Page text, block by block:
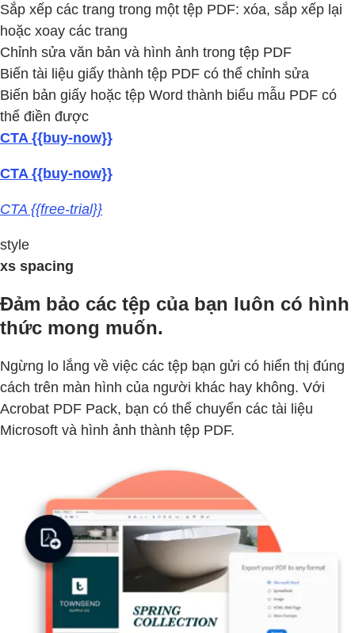
Sắp xếp các trang trong một tệp PDF: xóa, sắp xếp lại
hoặc xoay các trang
Chỉnh sửa văn bản và hình ảnh trong tệp PDF
Biến tài liệu giấy thành tệp PDF có thể chỉnh sửa
Biến bản giấy hoặc tệp Word thành biểu mẫu PDF có
thể điền được
CTA {{buy-now}}
CTA {{buy-now}}
CTA {{free-trial}}
style
xs spacing
Đảm bảo các tệp của bạn luôn có hình
thức mong muốn.
Ngừng lo lắng về việc các tệp bạn gửi có hiển thị đúng
cách trên màn hình của người khác hay không. Với
Acrobat PDF Pack, bạn có thể chuyển các tài liệu
Microsoft và hình ảnh thành tệp PDF.